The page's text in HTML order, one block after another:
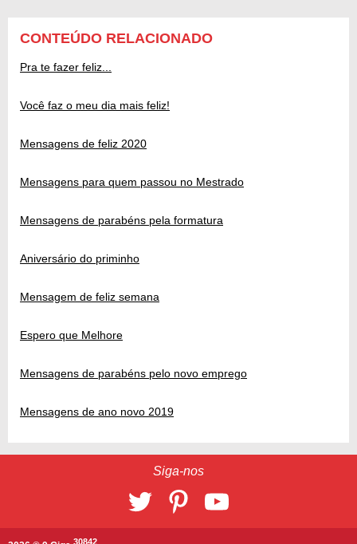
CONTEÚDO RELACIONADO
Pra te fazer feliz...
Você faz o meu dia mais feliz!
Mensagens de feliz 2020
Mensagens para quem passou no Mestrado
Mensagens de parabéns pela formatura
Aniversário do priminho
Mensagem de feliz semana
Espero que Melhore
Mensagens de parabéns pelo novo emprego
Mensagens de ano novo 2019
Siga-nos
30842